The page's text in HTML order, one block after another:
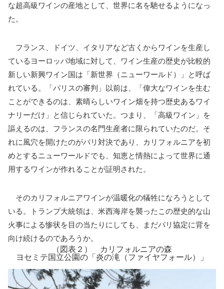
な超高級ワインの産地として、世界に名を馳せるようになっ
た。
フランス、ドイツ、イタリアなど古くからワインを生産し
ているヨーロッパ地域に対して、ワイン生産の歴史が比較的
新しい新興ワイン国は「新世界（ニューワールド）」と呼ば
れている。「パリスの審判」以前は、「偉大なワインを生む
ことができるのは、素晴らしいワイン畑を持つ歴史あるワイ
ナリーだけ」と信じられていた。つまり、「高級ワイン」を
謳えるのは、フランスの名門生産者に限られていたのだ。そ
れに風穴を開けたのがパリ対決であり、カリフォルニアを初
めとするニューワールドでも、知恵と情熱によって世界に通
用するワインが作れることが証明された。
そのカリフォルニアワインが温暖化の犠牲になろうとして
いる。トランプ大統領は、米西海岸を襲ったこの歴史的な山
火事による惨状を目の当たりにしても、まだパリ協定に背を
向け続けるのであろうか。
（図表２） カリフォルニアの森
ヨセミテ国立公園の「炎の滝（ファイヤフォール）」